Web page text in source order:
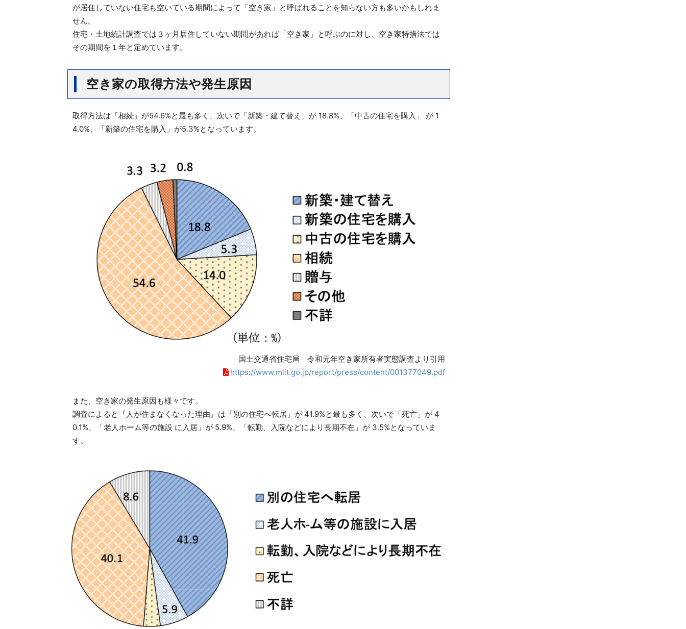
が居住していない住宅も空いている期間によって「空き家」と呼ばれることを知らない方も多いかもしれま
せん。
住宅・土地統計調査では３ヶ月居住していない期間があれば「空き家」と呼ぶのに対し、空き家特措法では
その期間を１年と定めています。
空き家の取得方法や発生原因
取得方法は「相続」が54.6%と最も多く、次いで「新築・建て替え」が 18.8%、「中古の住宅を購入」 が 1
4.0%、「新築の住宅を購入」が5.3%となっています。
国土交通省住宅局 令和元年空き家所有者実態調査より引用
https://www.mlit.go.jp/report/press/content/001377049.pdf
また、空き家の発生原因も様々です。
調査によると『人が住まなくなった理由』は「別の住宅へ転居」が 41.9%と最も多く、次いで「死亡」が 4
0.1%、「老人ホーム等の施設 に入居」が 5.9%、「転勤、入院などにより長期不在」が 3.5%となっていま
す。